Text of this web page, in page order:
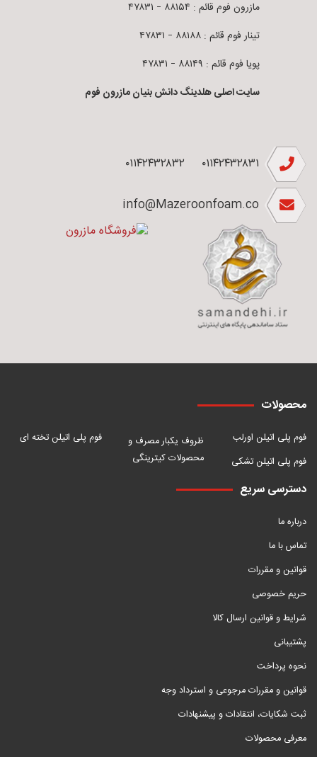
مازرون فوم قائم : ۸۸۱۵۴ – ۴۷۸۳۱
تینار فوم قائم : ۸۸۱۸۸ – ۴۷۸۳۱
پویا فوم قائم : ۸۸۱۴۹ – ۴۷۸۳۱
سایت اصلی هلدینگ دانش بنیان مازرون فوم
۰۱۱۴۲۴۳۲۸۳۱ ۰۱۱۴۲۴۳۲۸۳۲
info@Mazeroonfoam.co
محصولات
فوم پلی اتیلن اورلب
فوم پلی اتیلن تشکی
ظروف یکبار مصرف و
محصولات کیترینگی
فوم پلی اتیلن تخته ای
دسترسی سریع
درباره ما
تماس با ما
قوانین و مقررات
حریم خصوصی
شرایط و قوانین ارسال کالا
پشتیبانی
نحوه پرداخت
قوانین و مقررات مرجوعی و استرداد وجه
ثبت شکایات، انتقادات و پیشنهادات
معرفی محصولات